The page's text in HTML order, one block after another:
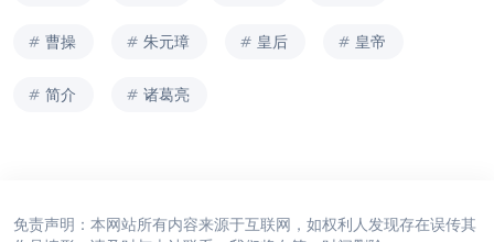
曹操 朱元璋 皇后 皇帝
简介 诸葛亮
免责声明：本网站所有内容来源于互联网，如权利人发现存在误传其